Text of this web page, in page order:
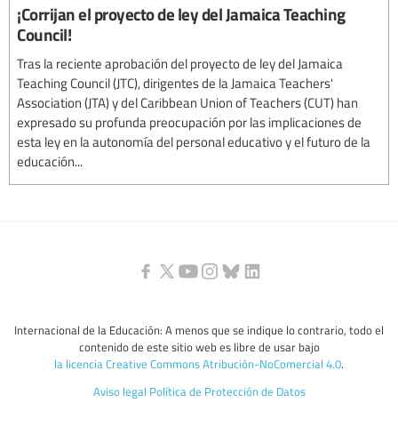
¡Corrijan el proyecto de ley del Jamaica Teaching
Council!
Tras la reciente aprobación del proyecto de ley del Jamaica
Teaching Council (JTC), dirigentes de la Jamaica Teachers'
Association (JTA) y del Caribbean Union of Teachers (CUT) han
expresado su profunda preocupación por las implicaciones de
esta ley en la autonomía del personal educativo y el futuro de la
educación...
Internacional de la Educación: A menos que se indique lo contrario, todo el
contenido de este sitio web es libre de usar bajo
la licencia Creative Commons Atribución-NoComercial 4.0.
Aviso legal Política de Protección de Datos